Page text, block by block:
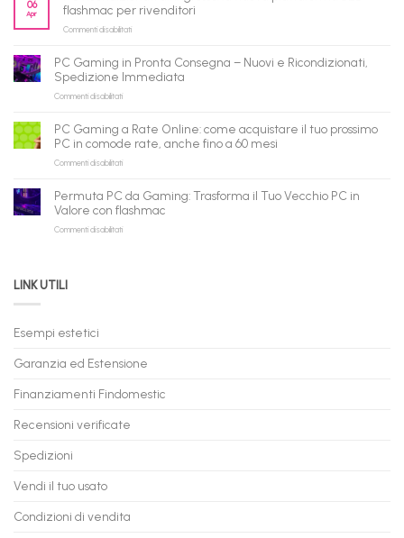
pronto
per
gli
AI:
il
tuo
assistente
può
fare
shopping
qui
06
Apr
flashmac per rivenditori
Commenti disabilitatisu
ricondizionati
all’ingrosso:
la
B2B
flashmac
per
PC Gaming in Pronta Consegna – Nuovi e Ricondizionati,
Spedizione Immediata
Commenti disabilitatisu
Gaming
in
Pronta
Consegna
Nuovi
Ricondizionati,
Spedizione
PC Gaming a Rate Online: come acquistare il tuo prossimo
PC in comode rate, anche fino a 60 mesi
Commenti disabilitatisu
Gaming
a
Rate
Online:
anche
a
Permuta PC da Gaming: Trasforma il Tuo Vecchio PC in
Valore con flashmac
Commenti disabilitatisu
in
con
LINK UTILI
Esempi estetici
Garanzia ed Estensione
Finanziamenti Findomestic
Recensioni verificate
Spedizioni
Vendi il tuo usato
Condizioni di vendita